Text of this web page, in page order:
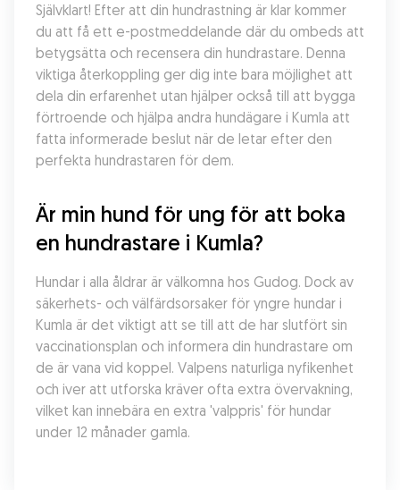
Självklart! Efter att din hundrastning är klar kommer
du att få ett e-postmeddelande där du ombeds att
betygsätta och recensera din hundrastare. Denna
viktiga återkoppling ger dig inte bara möjlighet att
dela din erfarenhet utan hjälper också till att bygga
förtroende och hjälpa andra hundägare i Kumla att
fatta informerade beslut när de letar efter den
perfekta hundrastaren för dem.
Är min hund för ung för att boka
en hundrastare i Kumla?
Hundar i alla åldrar är välkomna hos Gudog. Dock av
säkerhets- och välfärdsorsaker för yngre hundar i
Kumla är det viktigt att se till att de har slutfört sin
vaccinationsplan och informera din hundrastare om
de är vana vid koppel. Valpens naturliga nyfikenhet
och iver att utforska kräver ofta extra övervakning,
vilket kan innebära en extra 'valppris' för hundar
under 12 månader gamla.